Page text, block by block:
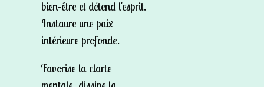
bien-être et détend l'esprit.
Instaure une paix
intérieure profonde.
Favorise la clarte